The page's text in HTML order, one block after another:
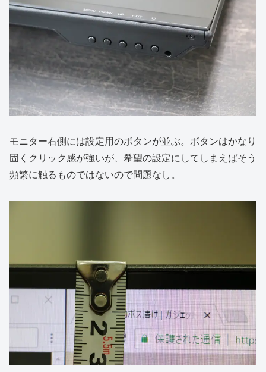
モニター右側には設定用のボタンが並ぶ。ボタンはかなり
固くクリック感が強いが、希望の設定にしてしまえばそう
頻繁に触るものではないので問題なし。